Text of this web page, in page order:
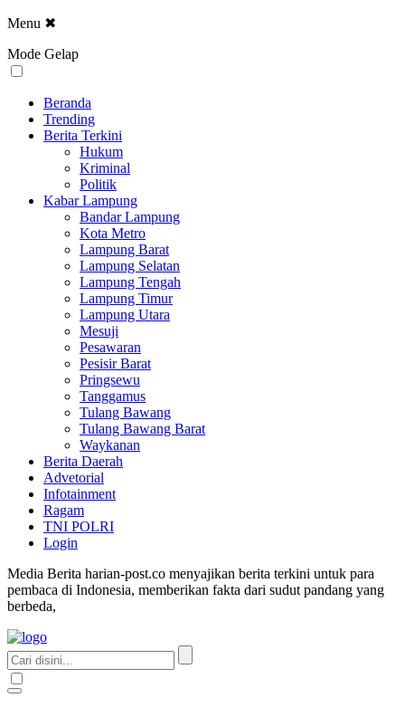
Menu ✖
Mode Gelap
Beranda
Trending
Berita Terkini
Hukum
Kriminal
Politik
Kabar Lampung
Bandar Lampung
Kota Metro
Lampung Barat
Lampung Selatan
Lampung Tengah
Lampung Timur
Lampung Utara
Mesuji
Pesawaran
Pesisir Barat
Pringsewu
Tanggamus
Tulang Bawang
Tulang Bawang Barat
Waykanan
Berita Daerah
Advetorial
Infotainment
Ragam
TNI POLRI
Login
Media Berita harian-post.co menyajikan berita terkini untuk para
pembaca di Indonesia, memberikan fakta dari sudut pandang yang
berbeda,